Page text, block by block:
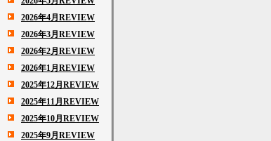
2026年4月REVIEW
2026年3月REVIEW
2026年2月REVIEW
2026年1月REVIEW
2025年12月REVIEW
2025年11月REVIEW
2025年10月REVIEW
2025年9月REVIEW